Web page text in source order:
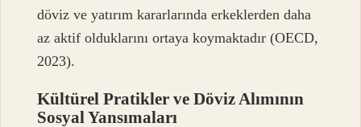
döviz ve yatırım kararlarında erkeklerden daha
az aktif olduklarını ortaya koymaktadır (OECD,
2023).
Kültürel Pratikler ve Döviz Alımının
Sosyal Yansımaları